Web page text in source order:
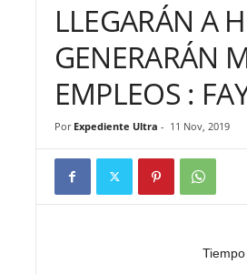
LLEGARÁN A
GENERARÁN
EMPLEOS :
Por Expediente Ultra - 11 Nov, 2019